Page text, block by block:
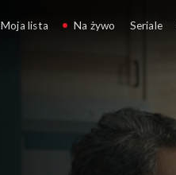
Moja lista Na żywo Seriale